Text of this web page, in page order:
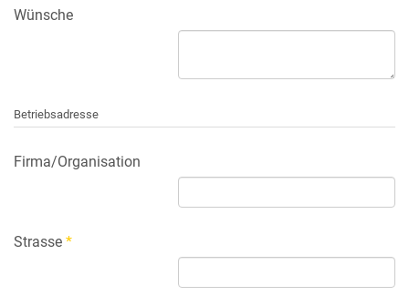
Wünsche
Betriebsadresse
Firma/Organisation
Strasse *